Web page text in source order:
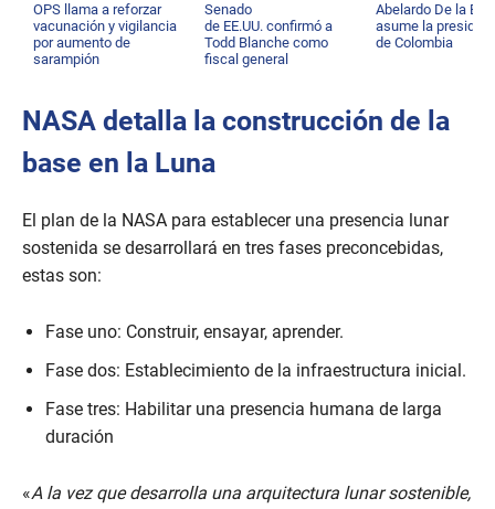
OPS llama a reforzar
vacunación y vigilancia
por aumento de
sarampión
Senado
de EE.UU. confirmó a
Todd Blanche como
fiscal general
Abelardo De la
asume la
de Colombia
NASA detalla la construcción de la
base en la Luna
El plan de la NASA para establecer una presencia lunar
sostenida se desarrollará en tres fases preconcebidas,
estas son:
Fase uno: Construir, ensayar, aprender.
Fase dos: Establecimiento de la infraestructura inicial.
Fase tres: Habilitar una presencia humana de larga
duración
«A la vez que desarrolla una arquitectura lunar sostenible,